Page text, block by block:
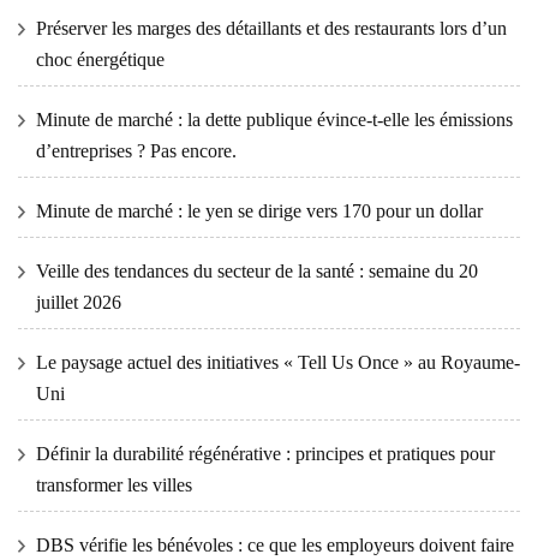
Préserver les marges des détaillants et des restaurants lors d’un
choc énergétique
Minute de marché : la dette publique évince-t-elle les émissions
d’entreprises ? Pas encore.
Minute de marché : le yen se dirige vers 170 pour un dollar
Veille des tendances du secteur de la santé : semaine du 20
juillet 2026
Le paysage actuel des initiatives « Tell Us Once » au Royaume-
Uni
Définir la durabilité régénérative : principes et pratiques pour
transformer les villes
DBS vérifie les bénévoles : ce que les employeurs doivent faire